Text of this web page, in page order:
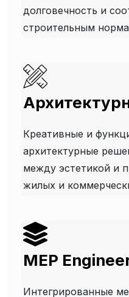
долговечность и
строительным
Креативные и
архитектурные
между эстетикой и
жилых и
MEP
Интегрированные